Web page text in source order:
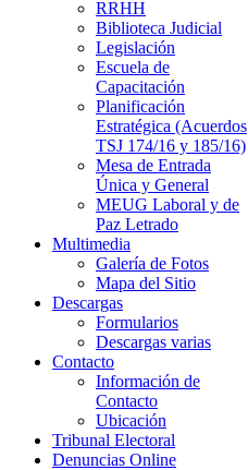
RRHH
Biblioteca Judicial
Legislación
Escuela de
Capacitación
Planificación
Estratégica (Acuerdos
TSJ 174/16 y 185/16)
Mesa de Entrada
Única y General
MEUG Laboral y de
Paz Letrado
Multimedia
Galería de Fotos
Mapa del Sitio
Descargas
Formularios
Descargas varias
Contacto
Información de
Contacto
Ubicación
Tribunal Electoral
Denuncias Online